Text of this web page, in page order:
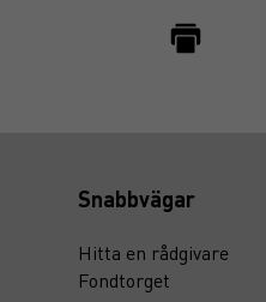
Snabbvägar
Hitta en rådgivare
Fondtorget